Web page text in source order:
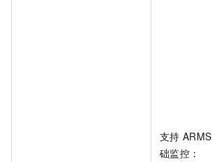
支持 ARMS
础监控：